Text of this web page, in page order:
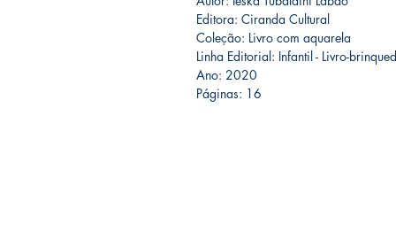
Editora: Ciranda Cultural
Coleção: Livro com aquarela
Linha Editorial: Infantil - Livro-
Ano: 2020
Páginas: 16